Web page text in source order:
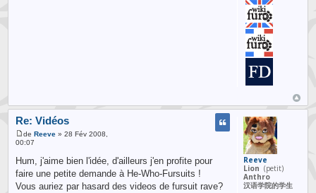
Re: Vidéos
deReeve » 28 Fév 2008,
00:07
Hum, j'aime bien l'idée, d'ailleurs j'en profite pour
faire une petite demande à He-Who-Fursuits !
Vous auriez par hasard des videos de fursuit rave?
Reeve
Lion (petit)
Anthro
汉语学院的学生